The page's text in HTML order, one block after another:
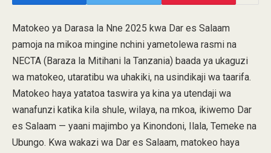
Matokeo ya Darasa la Nne 2025 kwa Dar es Salaam
pamoja na mikoa mingine nchini yametolewa rasmi na
NECTA (Baraza la Mitihani la Tanzania) baada ya ukaguzi
wa matokeo, utaratibu wa uhakiki, na usindikaji wa taarifa.
Matokeo haya yatatoa taswira ya kina ya utendaji wa
wanafunzi katika kila shule, wilaya, na mkoa, ikiwemo Dar
es Salaam — yaani majimbo ya Kinondoni, Ilala, Temeke na
Ubungo. Kwa wakazi wa Dar es Salaam, matokeo haya